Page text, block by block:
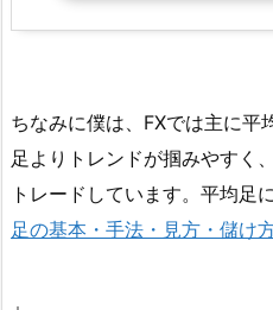
ちなみに僕は、FXでは主に平
足よりトレンドが掴みやすく
トレードしています。平均足
足の基本・手法・見方・儲け